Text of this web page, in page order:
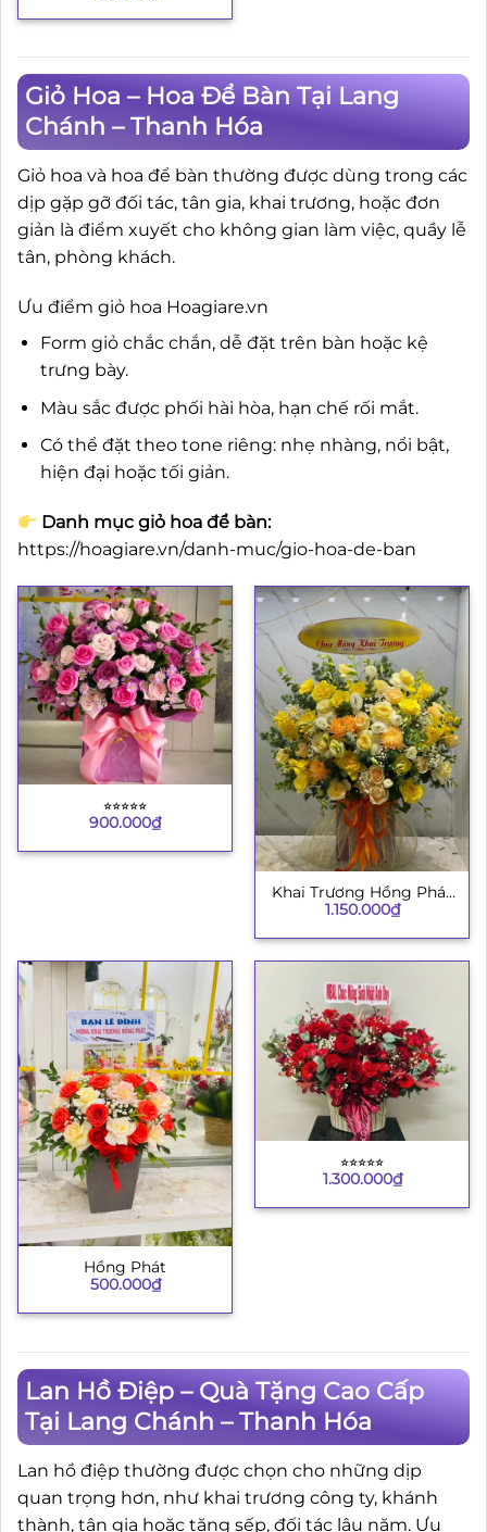
Giỏ Hoa – Hoa Để Bàn Tại Lang
Chánh – Thanh Hóa
Giỏ hoa và hoa để bàn thường được dùng trong các
dịp gặp gỡ đối tác, tân gia, khai trương, hoặc đơn
giản là điểm xuyết cho không gian làm việc, quầy lễ
tân, phòng khách.
Ưu điểm giỏ hoa Hoagiare.vn
Form giỏ chắc chắn, dễ đặt trên bàn hoặc kệ
trưng bày.
Màu sắc được phối hài hòa, hạn chế rối mắt.
Có thể đặt theo tone riêng: nhẹ nhàng, nổi bật,
hiện đại hoặc tối giản.
Danh mục giỏ hoa để bàn:
https://hoagiare.vn/danh-muc/gio-hoa-de-ban
⭐︎⭐︎⭐︎⭐︎⭐︎
900.000₫
Khai Trương Hồng Phát
8
1.150.000₫
Hồng Phát
500.000₫
⭐︎⭐︎⭐︎⭐︎⭐︎
1.300.000₫
Lan Hồ Điệp – Quà Tặng Cao Cấp
Tại Lang Chánh – Thanh Hóa
Lan hồ điệp thường được chọn cho những dịp
quan trọng hơn, như khai trương công ty, khánh
thành, tân gia hoặc tặng sếp, đối tác lâu năm. Ưu